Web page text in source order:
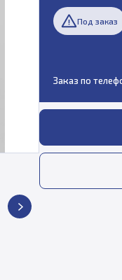
Под заказ
Заказ по